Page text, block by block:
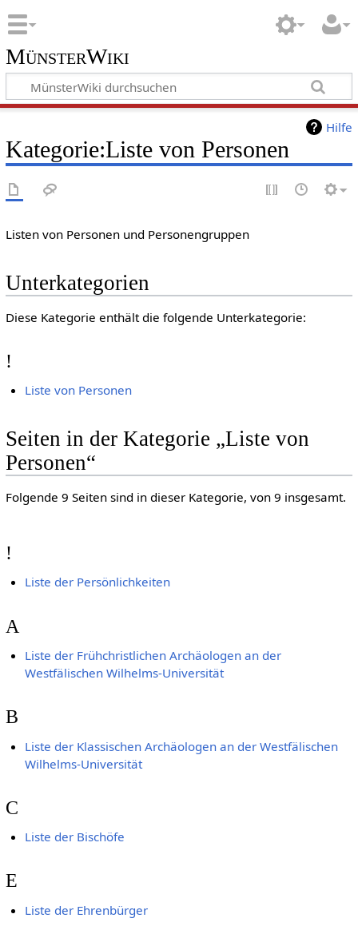
MünsterWiki
Hilfe
Kategorie:Liste von Personen
Listen von Personen und Personengruppen
Unterkategorien
Diese Kategorie enthält die folgende Unterkategorie:
!
Liste von Personen
Seiten in der Kategorie „Liste von
Personen“
Folgende 9 Seiten sind in dieser Kategorie, von 9 insgesamt.
!
Liste der Persönlichkeiten
A
Liste der Frühchristlichen Archäologen an der
Westfälischen Wilhelms-Universität
B
Liste der Klassischen Archäologen an der Westfälischen
Wilhelms-Universität
C
Liste der Bischöfe
E
Liste der Ehrenbürger